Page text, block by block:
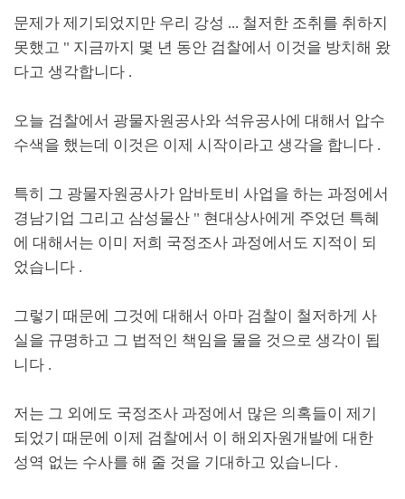
문제가 제기되었지만 우리 강성 ... 철저한 조취를 취하지
못했고 " 지금까지 몇 년 동안 검찰에서 이것을 방치해 왔
다고 생각합니다 .
오늘 검찰에서 광물자원공사와 석유공사에 대해서 압수
수색을 했는데 이것은 이제 시작이라고 생각을 합니다 .
특히 그 광물자원공사가 암바토비 사업을 하는 과정에서
경남기업 그리고 삼성물산 " 현대상사에게 주었던 특혜
에 대해서는 이미 저희 국정조사 과정에서도 지적이 되
었습니다 .
그렇기 때문에 그것에 대해서 아마 검찰이 철저하게 사
실을 규명하고 그 법적인 책임을 물을 것으로 생각이 됩
니다 .
저는 그 외에도 국정조사 과정에서 많은 의혹들이 제기
되었기 때문에 이제 검찰에서 이 해외자원개발에 대한
성역 없는 수사를 해 줄 것을 기대하고 있습니다 .